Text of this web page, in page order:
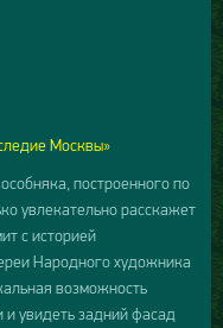
Москвы»
построенного по
увлекательно расскажет
с историей
Народного художника
возможность
и увидеть задний фасад